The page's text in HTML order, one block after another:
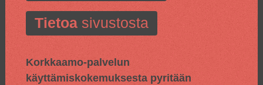
Tietoasivustosta
Korkkaamo-palvelun
käyttämiskokemuksesta pyritään